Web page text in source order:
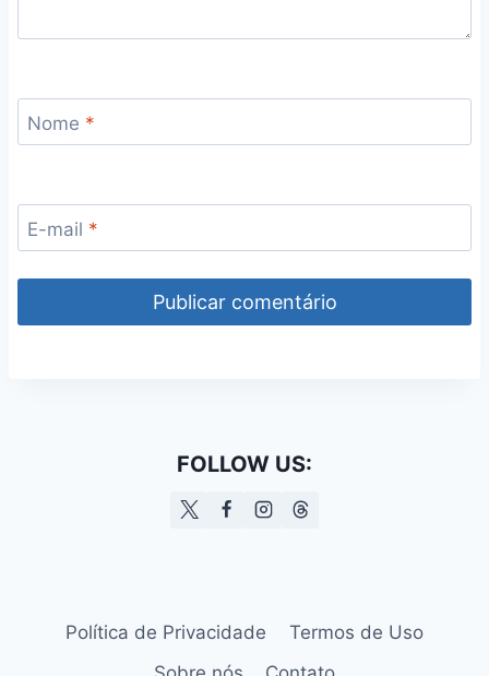
Nome *
E-mail *
FOLLOW US:
Política de Privacidade
Termos de Uso